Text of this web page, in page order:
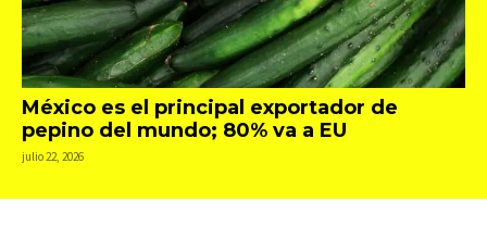
México es el principal exportador de
pepino del mundo; 80% va a EU
julio 22, 2026